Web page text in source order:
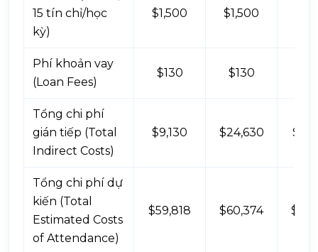
15 tín chỉ/học
kỳ)
$1,500 $1,500
Phí khoản vay
(Loan Fees)
$130 $130
Tổng chi phí
gián tiếp (Total
Indirect Costs)
$9,130 $24,630
Tổng chi phí dự
kiến (Total
Estimated Costs
of Attendance)
$59,818 $60,374